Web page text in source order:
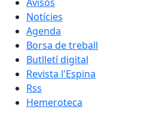
Notícies
Agenda
Borsa de treball
Butlletí digital
Revista l'Espina
Rss
Hemeroteca